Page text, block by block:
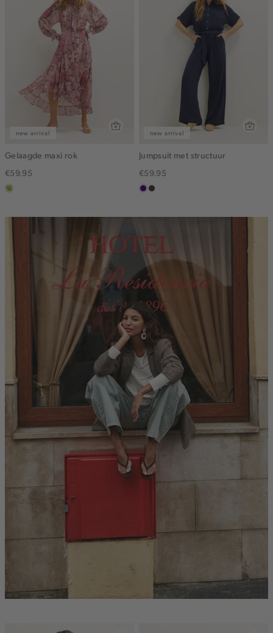
new arrival
Gelaagde maxi rok
€59.95
meerkleurig
new arrival
Jumpsuit met structuur
€59.95
indigochoco